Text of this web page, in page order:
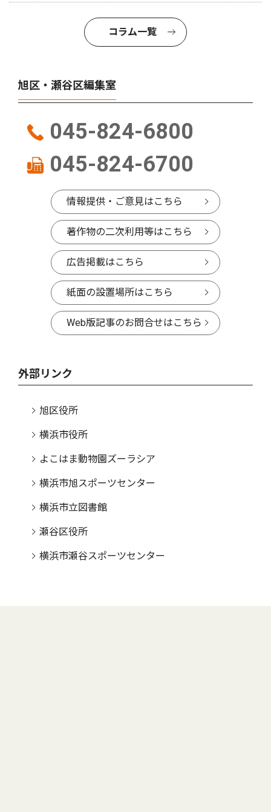
コラム一覧
旭区・瀬谷区編集室
045-824-6800
045-824-6700
情報提供・ご意見はこちら
著作物の二次利用等はこちら
広告掲載はこちら
紙面の設置場所はこちら
Web版記事のお問合せはこちら
外部リンク
旭区役所
横浜市役所
よこはま動物園ズーラシア
横浜市旭スポーツセンター
横浜市立図書館
瀬谷区役所
横浜市瀬谷スポーツセンター